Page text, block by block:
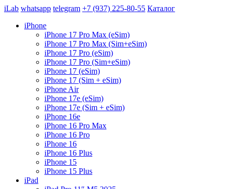
iLab whatsapp telegram +7 (937) 225-80-55 Каталог
iPhone
iPhone 17 Pro Max (eSim)
iPhone 17 Pro Max (Sim+eSim)
iPhone 17 Pro (eSim)
iPhone 17 Pro (Sim+eSim)
iPhone 17 (eSim)
iPhone 17 (Sim + eSim)
iPhone Air
iPhone 17e (eSim)
iPhone 17e (Sim + eSim)
iPhone 16e
iPhone 16 Pro Max
iPhone 16 Pro
iPhone 16
iPhone 16 Plus
iPhone 15
iPhone 15 Plus
iPad